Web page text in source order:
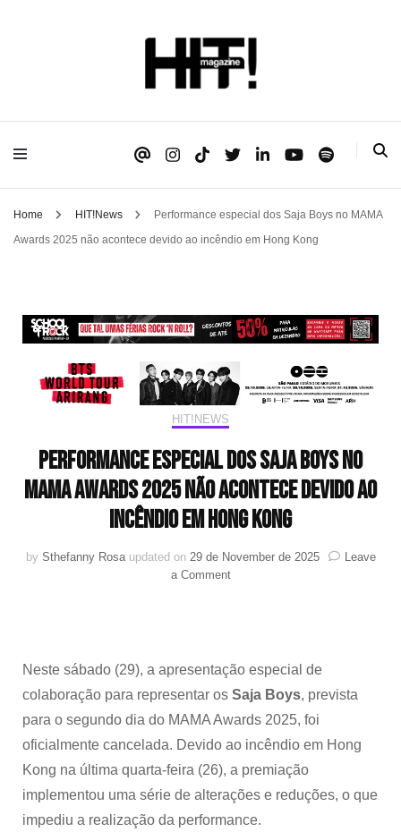
HIT!Magazine
Home HIT!News
Performance especial dos Saja Boys no MAMA
Awards 2025 não acontece devido ao incêndio em Hong Kong
HIT!NEWS
Performance especial dos Saja Boys no
MAMA Awards 2025 não acontece devido ao
incêndio em Hong Kong
by Sthefanny Rosa updated on 29 de November de 2025
Leave
a Commenton
Boys
MAMA
Awards
não
acontece
devido
ao
incêndio
Neste sábado (29), a apresentação especial de
colaboração para representar os Saja Boys, prevista
para o segundo dia do MAMA Awards 2025, foi
oficialmente cancelada. Devido ao incêndio em Hong
Kong na última quarta-feira (26), a premiação
implementou uma série de alterações e reduções, o que
impediu a realização da performance.